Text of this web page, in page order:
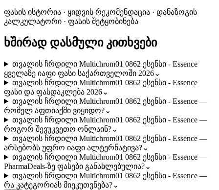
ფასის ისტორია · ყიდვის რეკომენდაცია · დანაზოგის
კალკულატორი · ფასის შეტყობინება
ხშირად დასმული კითხვები
თვალის ჩრდილი Multichrom01 0862 ესენსი - Essence
ყველაზე იაფი ფასი საქართველოში 2026⌄
თვალის ჩრდილი Multichrom01 0862 ესენსი - Essence
ფასი და ფასდაკლება 2026⌄
თვალის ჩრდილი Multichrom01 0862 ესენსი - Essence —
რომელ აფთიაქში ვიყიდო?⌄
თვალის ჩრდილი Multichrom01 0862 ესენსი - Essence —
როგორ შევუკვეთო ონლაინ?⌄
თვალის ჩრდილი Multichrom01 0862 ესენსი - Essence —
არსებობს უფრო იაფი ალტერნატივა?⌄
თვალის ჩრდილი Multichrom01 0862 ესენსი - Essence —
PharmaDeals-ზე ფასები განახლებულია?⌄
თვალის ჩრდილი Multichrom01 0862 ესენსი - Essence —
რა კატეგორიას მიეკუთვნება?⌄